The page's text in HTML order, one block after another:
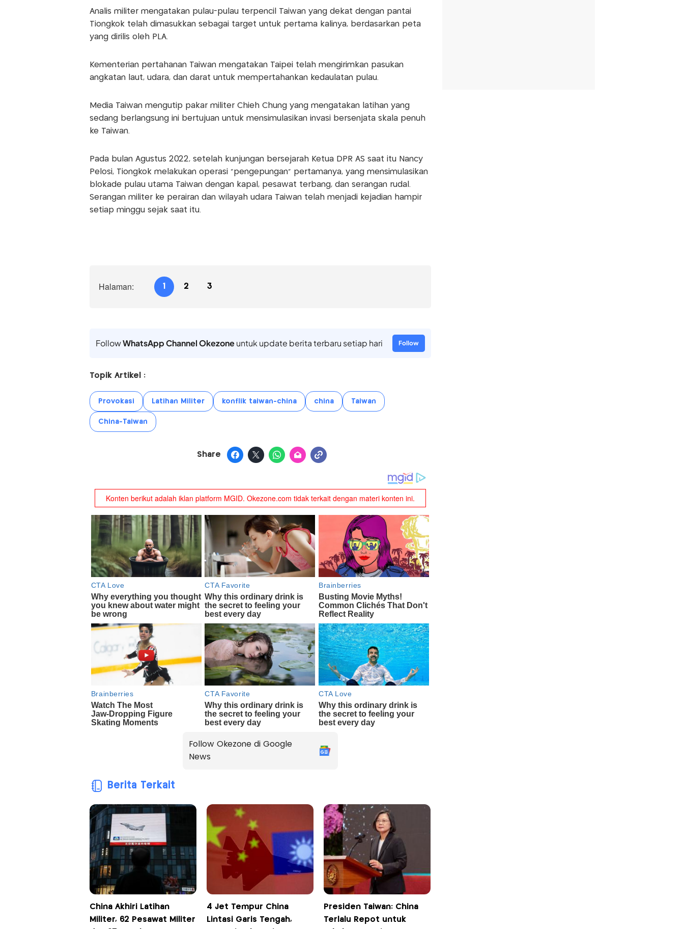
Analis militer mengatakan pulau-pulau terpencil Taiwan yang dekat dengan pantai
Tiongkok telah dimasukkan sebagai target untuk pertama kalinya, berdasarkan peta
yang dirilis oleh PLA.
Kementerian pertahanan Taiwan mengatakan Taipei telah mengirimkan pasukan
angkatan laut, udara, dan darat untuk mempertahankan kedaulatan pulau.
Media Taiwan mengutip pakar militer Chieh Chung yang mengatakan latihan yang
sedang berlangsung ini bertujuan untuk mensimulasikan invasi bersenjata skala penuh
ke Taiwan.
Pada bulan Agustus 2022, setelah kunjungan bersejarah Ketua DPR AS saat itu Nancy
Pelosi, Tiongkok melakukan operasi “pengepungan” pertamanya, yang mensimulasikan
blokade pulau utama Taiwan dengan kapal, pesawat terbang, dan serangan rudal.
Serangan militer ke perairan dan wilayah udara Taiwan telah menjadi kejadian hampir
setiap minggu sejak saat itu.
Halaman: 1 2 3
FollowWhatsApp Channel Okezoneuntuk update berita terbaru setiap hari Follow
Topik Artikel :
Provokasi Latihan Militer konflik taiwan-china china Taiwan
China-Taiwan
Share
Follow Okezone di Google
News
Berita Terkait
China Akhiri Latihan
Militer, 62 Pesawat Militer
4 Jet Tempur China
Lintasi Garis Tengah,
Presiden Taiwan: China
Terlalu Repot untuk